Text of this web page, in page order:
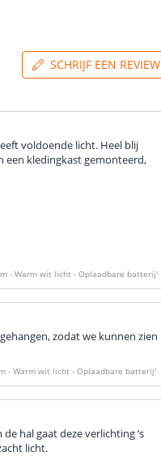
SCHRIJF EEN REVIEW
voldoende licht. Heel blij
een kledingkast gemonteerd,
- Warm wit licht - Oplaadbare batterij'
zodat we kunnen zien
- Warm wit licht - Oplaadbare batterij'
hal gaat deze verlichting ‘s
licht.